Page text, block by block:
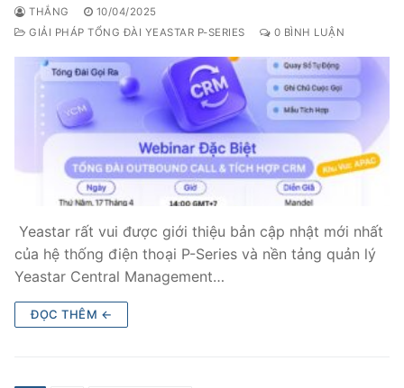
THẮNG
10/04/2025
GIẢI PHÁP TỔNG ĐÀI YEASTAR P-SERIES
0 BÌNH LUẬN
Yeastar rất vui được giới thiệu bản cập nhật mới nhất
của hệ thống điện thoại P-Series và nền tảng quản lý
Yeastar Central Management…
ĐỌC THÊM ←